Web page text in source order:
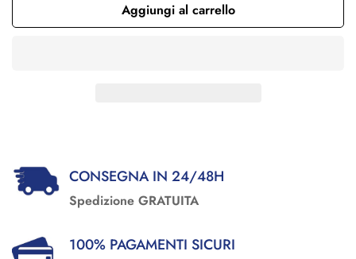
Aggiungi al carrello
CONSEGNA IN 24/48H
Spedizione GRATUITA
100% PAGAMENTI SICURI